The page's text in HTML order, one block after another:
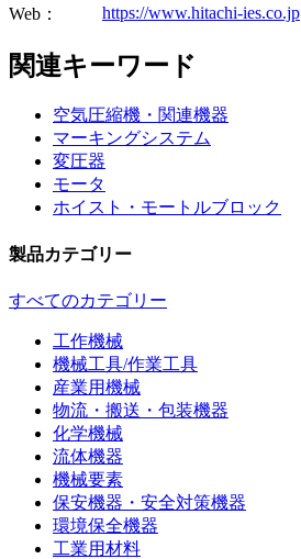
Web： https://www.hitachi-ies.co.jp
関連キーワード
空気圧縮機・関連機器
マーキングシステム
変圧器
モータ
ホイスト・モートルブロック
製品カテゴリー
すべてのカテゴリー
工作機械
機械工具/作業工具
産業用機械
物流・搬送・包装機器
化学機械
流体機器
機械要素
保安機器・安全対策機器
環境保全機器
工業用材料